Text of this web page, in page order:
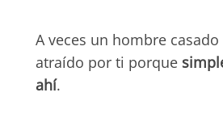
A veces un hombre
atraído por ti porque
ahí.